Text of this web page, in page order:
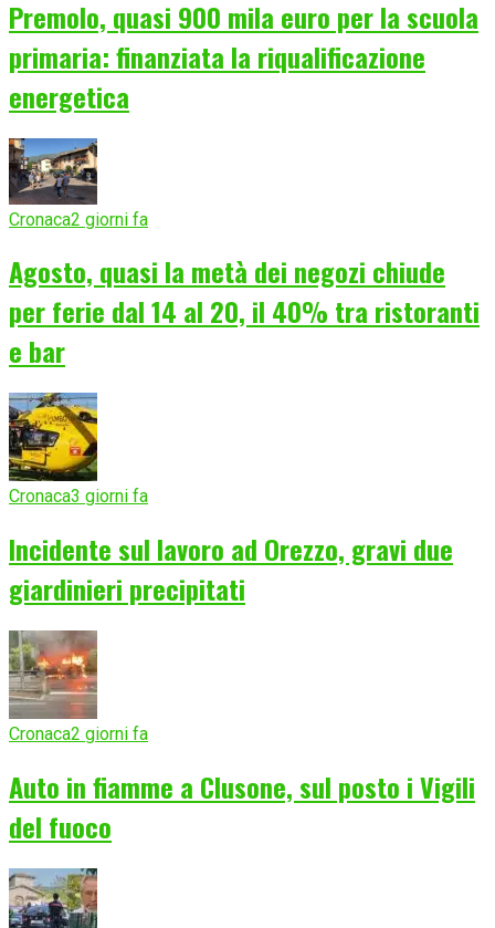
Premolo, quasi 900 mila euro per la scuola
primaria: finanziata la riqualificazione
energetica
Cronaca2 giorni fa
Agosto, quasi la metà dei negozi chiude
per ferie dal 14 al 20, il 40% tra ristoranti
e bar
Cronaca3 giorni fa
Incidente sul lavoro ad Orezzo, gravi due
giardinieri precipitati
Cronaca2 giorni fa
Auto in fiamme a Clusone, sul posto i Vigili
del fuoco